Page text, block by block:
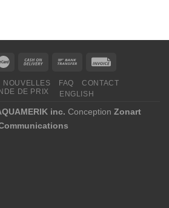
NOUVELLES FAQ
CONTACT
DE PRIX
ENGLISH
inc. Conception Zonart